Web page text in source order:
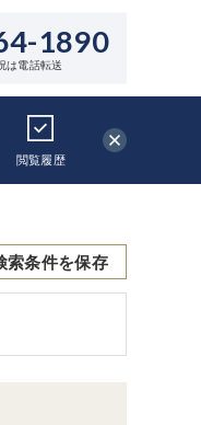
1890
は電話転送
閲覧履歴
索条件を保存